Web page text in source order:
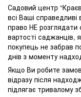
Садовий центр
всі Ваші
право НЕ розглядати
вартості саджанців,
покупець не забрав
днів з моменту
Якщо Ви робите
відразу після
підлягає тривалому